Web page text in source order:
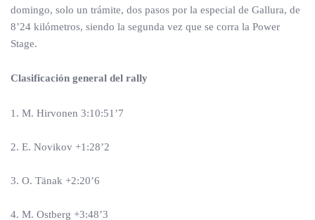
domingo, solo un trámite, dos pasos por la especial de Gallura, de
8’24 kilómetros, siendo la segunda vez que se corra la Power
Stage.
Clasificación general del rally
1. M. Hirvonen 3:10:51’7
2. E. Novikov +1:28’2
3. O. Tänak +2:20’6
4. M. Ostberg +3:48’3